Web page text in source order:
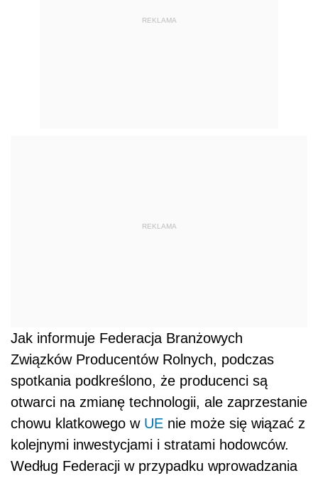
REKLAMA
REKLAMA
Jak informuje Federacja Branżowych
Związków Producentów Rolnych, podczas
spotkania podkreślono, że producenci są
otwarci na zmianę technologii, ale zaprzestanie
chowu klatkowego w UE nie może się wiązać z
kolejnymi inwestycjami i stratami hodowców.
Według Federacji w przypadku wprowadzania